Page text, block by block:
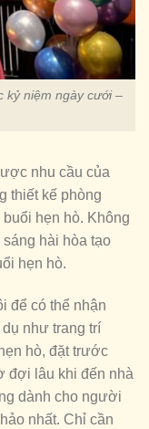
kỷ niệm ngày cưới –
nhu cầu của
thiết kế phòng
hẹn hò. Không
hài hòa tạo
hẹn hò.
để có thể nhận
như trang trí
hò, đặt trước
đợi lâu khi đến nhà
dành cho người
nhất. Chỉ cần